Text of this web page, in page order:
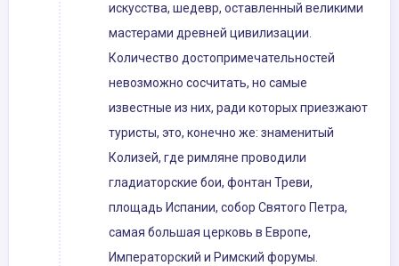
искусства, шедевр, оставленный великими
мастерами древней цивилизации.
Количество достопримечательностей
невозможно сосчитать, но самые
известные из них, ради которых приезжают
туристы, это, конечно же: знаменитый
Колизей, где римляне проводили
гладиаторские бои, фонтан Треви,
площадь Испании, собор Святого Петра,
самая большая церковь в Европе,
Императорский и Римский форумы.